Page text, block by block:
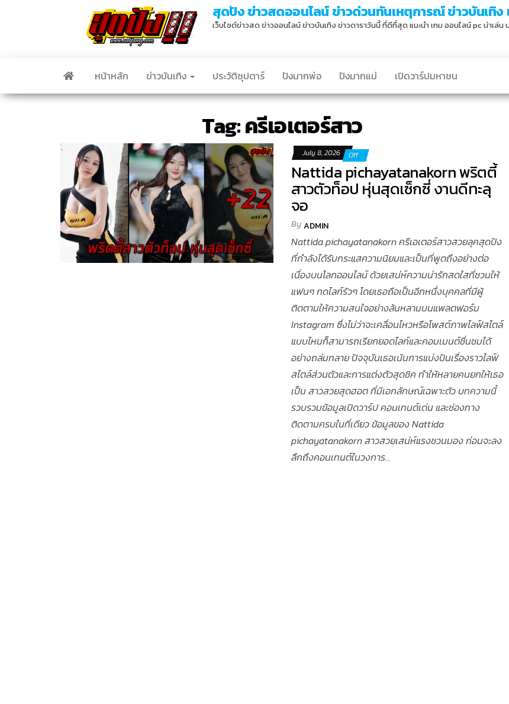
สุดปัง ข่าวสดออนไลน์ ข่าวด่วนทันเหตุการณ์ ข่าวบันเทิง
เว็บไซต์ข่าวสด ข่าวออนไลน์ ข่าวบันเทิง ข่าวดาราวันนี้ ที่ดีที่สุด แนะนำ เกม ออนไลน์ pc น่าเล่
หน้าหลัก ข่าวบันเทิง ประวัติซุปตาร์ ปังมากพ่อ ปังมากแม่ เปิดวาร์ปมหาชน
Tag:ครีเอเตอร์สาว
July 8, 2026 Off
Nattida pichayatanakorn พริตตี้
สาวตัวท็อป หุ่นสุดเซ็กซี่ งานดีทะลุ
จอ
ByADMIN
Nattida pichayatanakorn ครีเอเตอร์สาวสวยลุคสุดปัง
ที่กำลังได้รับกระแสความนิยมและเป็นที่พูดถึงอย่างต่อ
เนื่องบนโลกออนไลน์ ด้วยเสน่ห์ความน่ารักสดใสที่ชวนให้
แฟนๆ กดไลก์รัวๆ โดยเธอถือเป็นอีกหนึ่งบุคคลที่มีผู้
ติดตามให้ความสนใจอย่างล้นหลามบนแพลตฟอร์ม
Instagram ซึ่งไม่ว่าจะเคลื่อนไหวหรือโพสต์ภาพไลฟ์สไตล์
แบบไหนก็สามารถเรียกยอดไลก์และคอมเมนต์ชื่นชมได้
อย่างถล่มทลาย ปัจจุบันเธอเน้นการแบ่งปันเรื่องราวไลฟ์
สไตล์ส่วนตัวและการแต่งตัวสุดชิค ทำให้หลายคนยกให้เธอ
เป็น สาวสวยสุดฮอต ที่มีเอกลักษณ์เฉพาะตัว บทความนี้
รวบรวมข้อมูลเปิดวาร์ป คอนเทนต์เด่น และช่องทาง
ติดตามครบในที่เดียว ข้อมูลของ Nattida
pichayatanakorn สาวสวยเสน่ห์แรงชวนมอง ก่อนจะลง
ลึกถึงคอนเทนต์ในวงการ…